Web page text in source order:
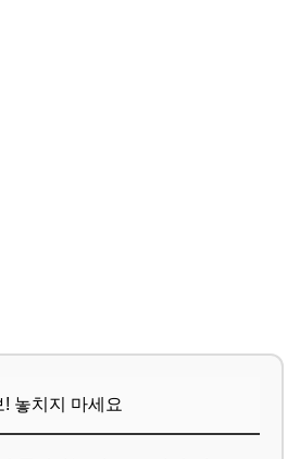
! 놓치지 마세요